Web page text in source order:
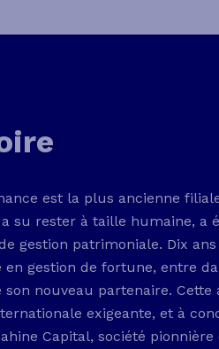
est la plus ancienne
su rester à taille humaine, a
gestion patrimoniale. Dix
en gestion de fortune, entre
nouveau partenaire.
exigeante, et à
Capital, société